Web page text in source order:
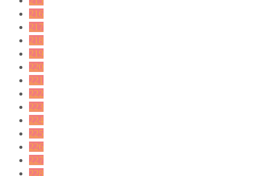
216
217
218
219
220
221
222
223
224
225
226
227
228